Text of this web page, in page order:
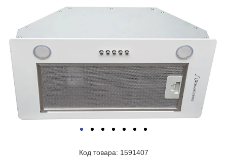
Код товара: 1591407